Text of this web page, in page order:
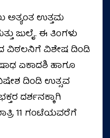
ಅತ್ಯಂತ ಉತ್ತಮ
ಜುಲೈ. ಈ ತಿಂಗಳು
ವಿಠಲನಿಗೆ ವಿಶೇಷ ದಿಂಡಿ
ಏಕಾದಶಿ ಹಾಗೂ
ದಿಂಡಿ ಉತ್ಸವ
ದರ್ಶನಕ್ಕಾಗಿ
11 ಗಂಟೆಯವರೆಗೆ